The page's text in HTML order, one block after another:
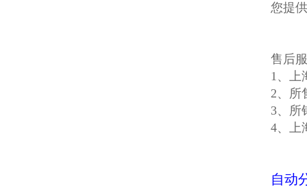
您提
售后
1、上
2、所
3、所
4、上
自动